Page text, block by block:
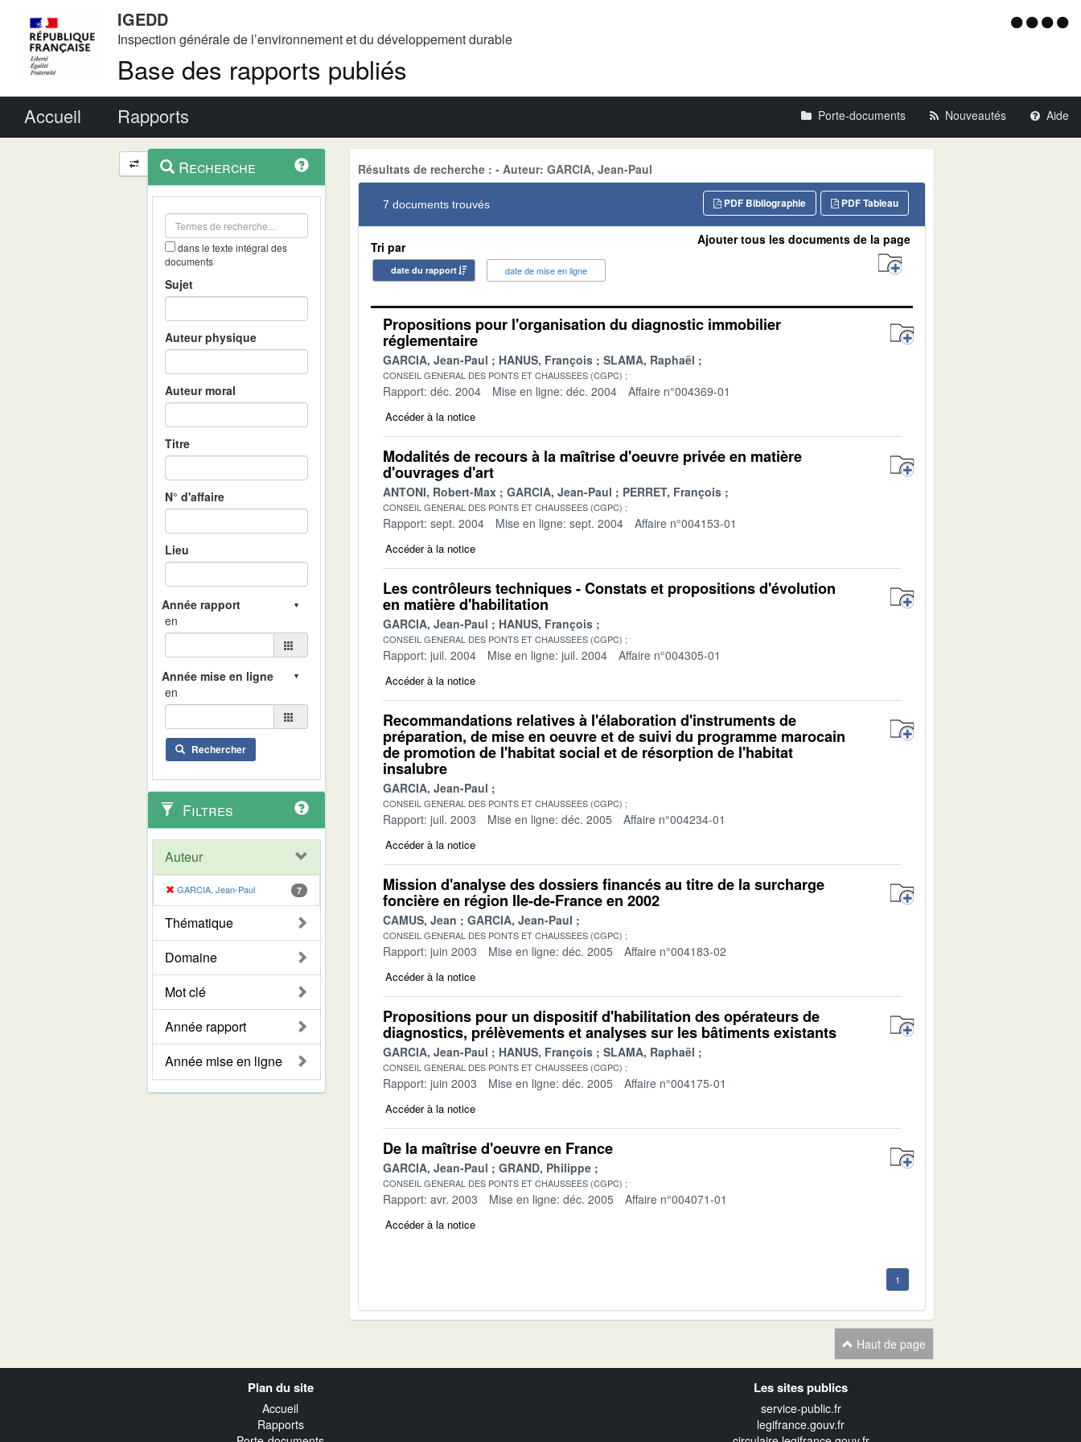
IGEDD
Inspection générale de l’environnement et du développement durable
Base des rapports publiés
Menu
Accueil Rapports Porte-documents Nouveautés Aide
Navigation
et
outils
contextuel
Recherche
dans le texte intégral des
documents
Sujet
Auteur physique
Auteur moral
Titre
N° d'affaire
Lieu
en
en
Rechercher
Filtres
Auteur
GARCIA, Jean-Paul 7
Thématique
Domaine
Mot clé
Année rapport
Année mise en ligne
Résultats de recherche : - Auteur: GARCIA, Jean-Paul
7 documents trouvés PDF Tableau
PDF Bibliographie
Tri par
date du rapport date de mise en ligne
Ajouter tous les documents de la page
Propositions pour l'organisation du diagnostic immobilier
réglementaire
GARCIA, Jean-Paul HANUS, François SLAMA, Raphaël
CONSEIL GENERAL DES PONTS ET CHAUSSEES (CGPC)
Rapport: déc. 2004 Mise en ligne: déc. 2004 Affaire n°004369-01
Accéder à la notice
Modalités de recours à la maîtrise d'oeuvre privée en matière
d'ouvrages d'art
ANTONI, Robert-Max GARCIA, Jean-Paul PERRET, François
CONSEIL GENERAL DES PONTS ET CHAUSSEES (CGPC)
Rapport: sept. 2004 Mise en ligne: sept. 2004 Affaire n°004153-01
Accéder à la notice
Les contrôleurs techniques - Constats et propositions d'évolution
en matière d'habilitation
GARCIA, Jean-Paul HANUS, François
CONSEIL GENERAL DES PONTS ET CHAUSSEES (CGPC)
Rapport: juil. 2004 Mise en ligne: juil. 2004 Affaire n°004305-01
Accéder à la notice
Recommandations relatives à l'élaboration d'instruments de
préparation, de mise en oeuvre et de suivi du programme marocain
de promotion de l'habitat social et de résorption de l'habitat
insalubre
GARCIA, Jean-Paul
CONSEIL GENERAL DES PONTS ET CHAUSSEES (CGPC)
Rapport: juil. 2003 Mise en ligne: déc. 2005 Affaire n°004234-01
Accéder à la notice
Mission d'analyse des dossiers financés au titre de la surcharge
foncière en région Ile-de-France en 2002
CAMUS, Jean GARCIA, Jean-Paul
CONSEIL GENERAL DES PONTS ET CHAUSSEES (CGPC)
Rapport: juin 2003 Mise en ligne: déc. 2005 Affaire n°004183-02
Accéder à la notice
Propositions pour un dispositif d'habilitation des opérateurs de
diagnostics, prélèvements et analyses sur les bâtiments existants
GARCIA, Jean-Paul HANUS, François SLAMA, Raphaël
CONSEIL GENERAL DES PONTS ET CHAUSSEES (CGPC)
Rapport: juin 2003 Mise en ligne: déc. 2005 Affaire n°004175-01
Accéder à la notice
De la maîtrise d'oeuvre en France
GARCIA, Jean-Paul GRAND, Philippe
CONSEIL GENERAL DES PONTS ET CHAUSSEES (CGPC)
Rapport: avr. 2003 Mise en ligne: déc. 2005 Affaire n°004071-01
Accéder à la notice
1
Haut de page
Plan du site
Accueil
Rapports
Les sites publics
service-public.fr
legifrance.gouv.fr